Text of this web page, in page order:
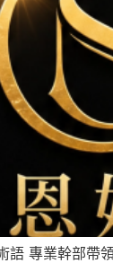
語 專業幹部帶